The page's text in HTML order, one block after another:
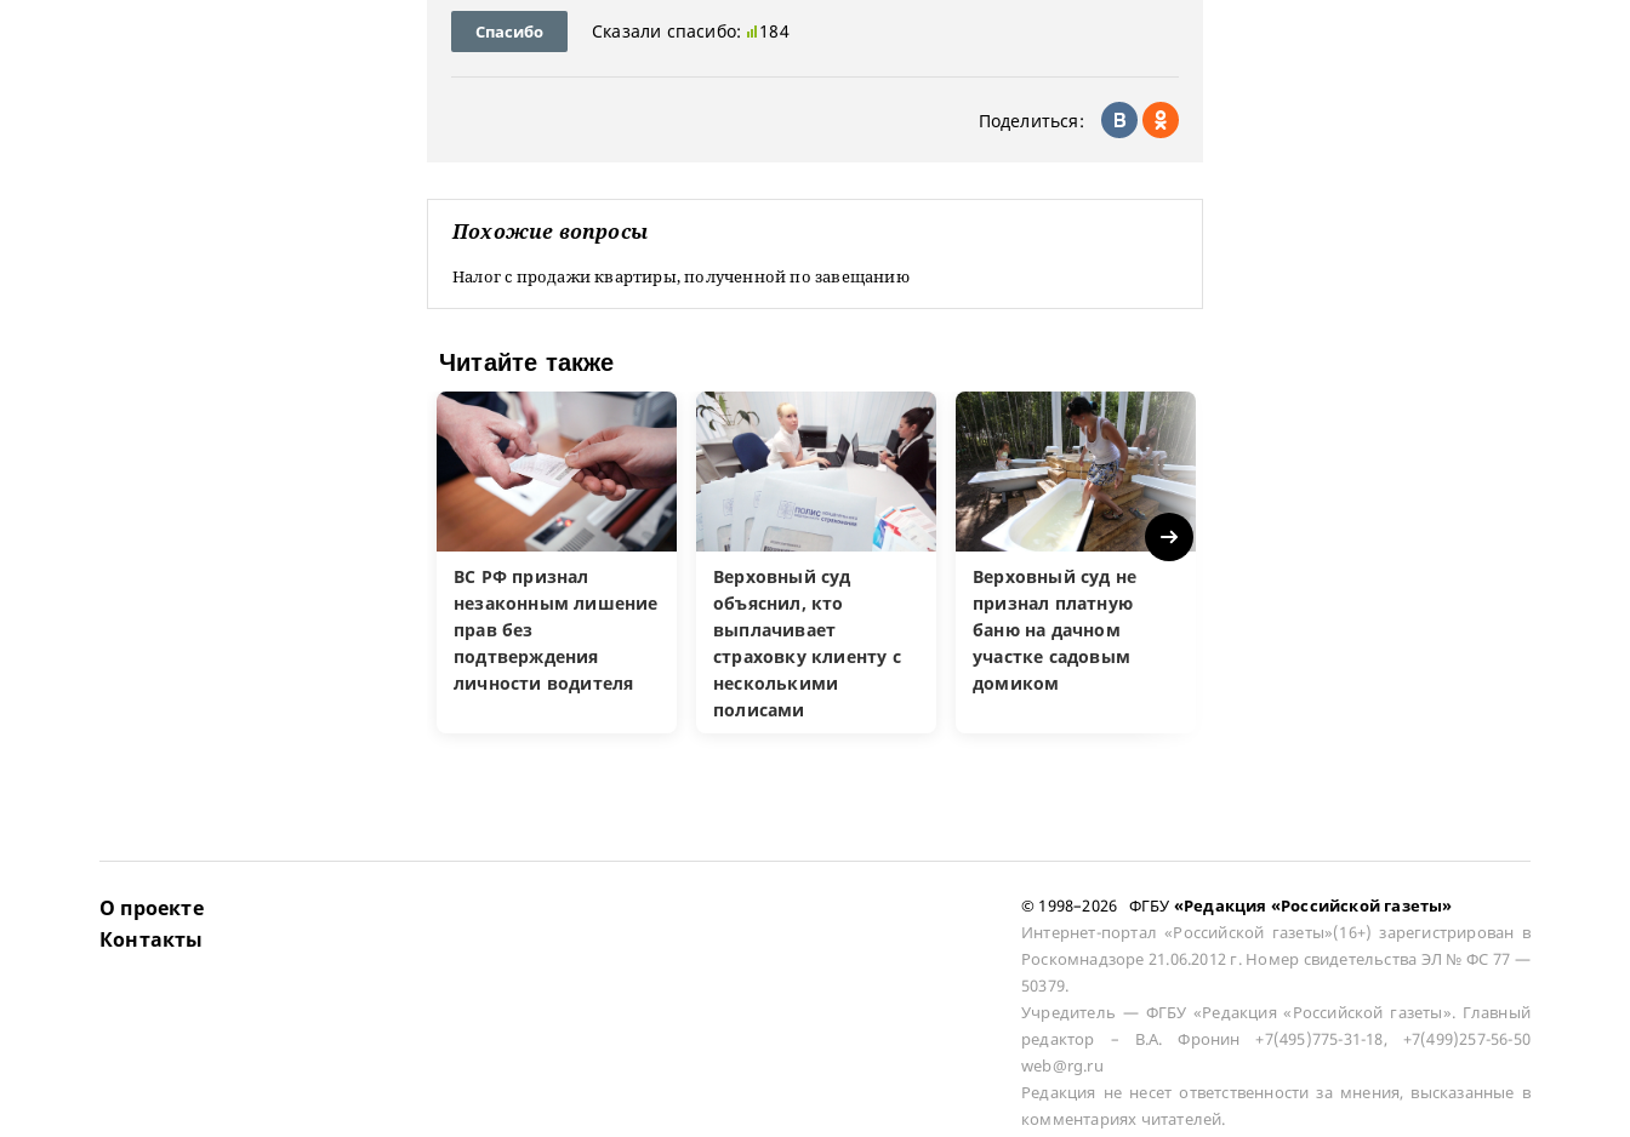
Спасибо Сказали спасибо: 184
Поделиться:
Похожие вопросы
Налог с продажи квартиры, полученной по завещанию
Читайте также
ВС РФ признал
незаконным лишение
прав без
подтверждения
личности водителя
Верховный суд
объяснил, кто
выплачивает
страховку клиенту с
несколькими
полисами
Верховный суд не
признал платную
баню на дачном
участке садовым
домиком
Next
О проекте
Контакты
© 1998–2026 ФГБУ «Редакция «Российской газеты»
Интернет-портал «Российской газеты»(16+) зарегистрирован в
Роскомнадзоре 21.06.2012 г. Номер свидетельства ЭЛ № ФС 77 —
50379.
Учредитель — ФГБУ «Редакция «Российской газеты». Главный
редактор – В.А. Фронин +7(495)775-31-18, +7(499)257-56-50
web@rg.ru
Редакция не несет ответственности за мнения, высказанные в
комментариях читателей.